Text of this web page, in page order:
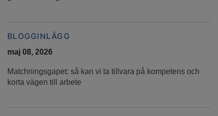
BLOGGINLÄGG
maj 08, 2026
Matchningsgapet: så kan vi ta tillvara på kompetens och
korta vägen till arbete